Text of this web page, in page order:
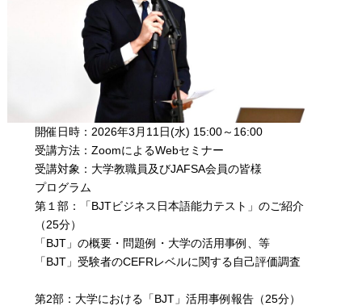
開催日時：2026年3月11日(水) 15:00～16:00
受講方法：ZoomによるWebセミナー
受講対象：大学教職員及びJAFSA会員の皆様
プログラム
第１部：「BJTビジネス日本語能力テスト」のご紹介
（25分）
「BJT」の概要・問題例・大学の活用事例、等
「BJT」受験者のCEFRレベルに関する自己評価調査
第2部：大学における「BJT」活用事例報告（25分）